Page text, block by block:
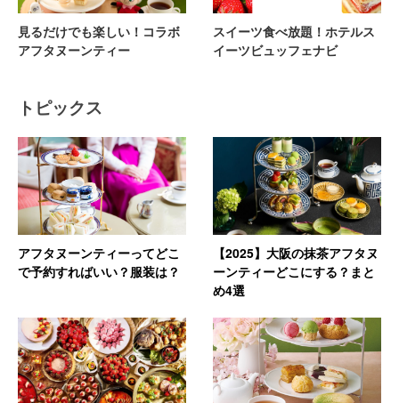
見るだけでも楽しい！コラボ
アフタヌーンティー
スイーツ食べ放題！ホテルス
イーツビュッフェナビ
トピックス
アフタヌーンティーってどこ
で予約すればいい？服装は？
【2025】大阪の抹茶アフタヌ
ーンティーどこにする？まと
め4選